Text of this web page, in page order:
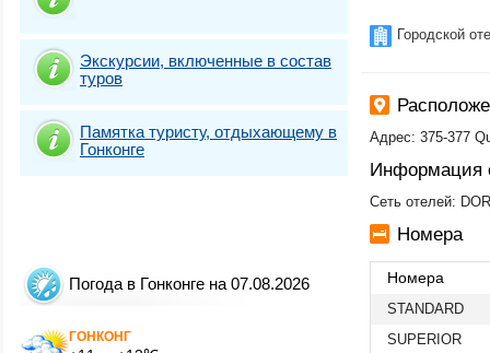
Экскурсии, включенные в состав
туров
Памятка туристу, отдыхающему в
Гонконге
Погода в Гонконге на 07.08.2026
ГОНКОНГ
Городской
Адрес: 375-377
Информация
Сеть отелей:
Номера
Номера
STANDARD
SUPERIOR